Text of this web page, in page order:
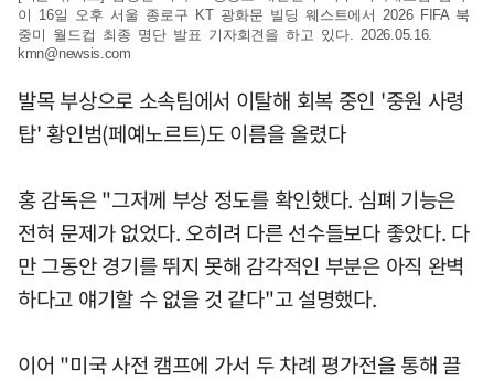
이 16일 오후 서울 종로구 KT 광화문 빌딩 웨스트에서 2026 FIFA 북
중미 월드컵 최종 명단 발표 기자회견을 하고 있다. 2026.05.16.
kmn@newsis.com
발목 부상으로 소속팀에서 이탈해 회복 중인 '중원 사령
탑' 황인범(페예노르트)도 이름을 올렸다
홍 감독은 "그저께 부상 정도를 확인했다. 심폐 기능은
전혀 문제가 없었다. 오히려 다른 선수들보다 좋았다. 다
만 그동안 경기를 뛰지 못해 감각적인 부분은 아직 완벽
하다고 얘기할 수 없을 것 같다"고 설명했다.
이어 "미국 사전 캠프에 가서 두 차례 평가전을 통해 끌